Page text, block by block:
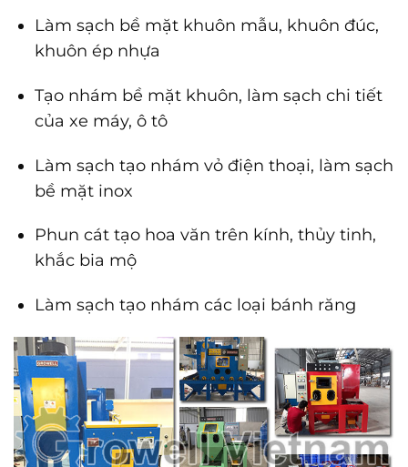
Làm sạch bề mặt khuôn mẫu, khuôn đúc,
khuôn ép nhựa
Tạo nhám bề mặt khuôn, làm sạch chi tiết
của xe máy, ô tô
Làm sạch tạo nhám vỏ điện thoại, làm sạch
bề mặt inox
Phun cát tạo hoa văn trên kính, thủy tinh,
khắc bia mộ
Làm sạch tạo nhám các loại bánh răng